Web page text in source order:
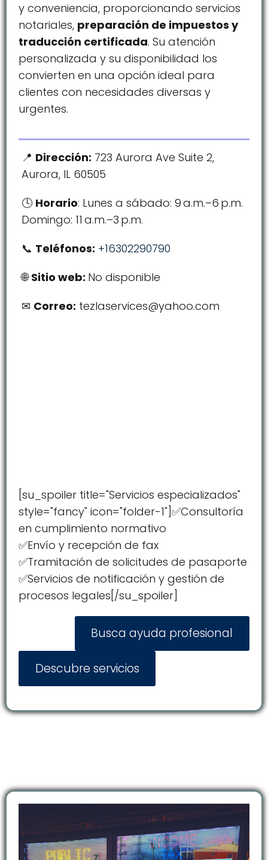
y conveniencia, proporcionando servicios
notariales, preparación de impuestos y
traducción certificada. Su atención
personalizada y su disponibilidad los
convierten en una opción ideal para
clientes con necesidades diversas y
urgentes.
Dirección: 723 Aurora Ave Suite 2,
Aurora, IL 60505
Horario: Lunes a sábado: 9 a.m.–6 p.m.
Domingo: 11 a.m.–3 p.m.
Teléfonos: +16302290790
Sitio web: No disponible
Correo: tezlaservices@yahoo.com
[su_spoiler title="Servicios especializados"
style="fancy" icon="folder-1"]✅Consultoría
en cumplimiento normativo
✅Envío y recepción de fax
✅Tramitación de solicitudes de pasaporte
✅Servicios de notificación y gestión de
procesos legales[/su_spoiler]
Busca ayuda profesional
Descubre servicios